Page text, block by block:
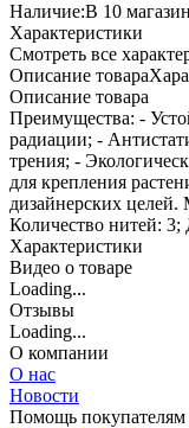
Наличие:В 10
Характеристики
Cмотреть все
Описание товара
Описание товара
Преимущества: -
радиации; -
трения; -
для крепления
дизайнерских целей.
Количество нитей:
Характеристики
Видео о товаре
Loading...
Отзывы
Loading...
О компании
О нас
Новости
Помощь покупателям